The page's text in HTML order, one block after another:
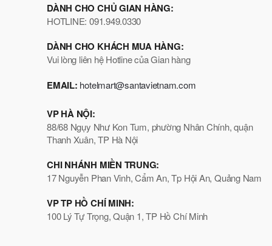
DÀNH CHO CHỦ GIAN HÀNG:
HOTLINE: 091.949.0330
DÀNH CHO KHÁCH MUA HÀNG:
Vui lòng liên hệ Hotline của Gian hàng
EMAIL: hotelmart@santavietnam.com
VP HÀ NỘI:
88/68 Ngụy Như Kon Tum, phường Nhân Chính, quận
Thanh Xuân, TP Hà Nội
CHI NHÁNH MIỀN TRUNG:
17 Nguyễn Phan Vinh, Cẩm An, Tp Hội An, Quảng Nam
VP TP HỒ CHÍ MINH:
100 Lý Tự Trọng, Quận 1, TP Hồ Chí Minh